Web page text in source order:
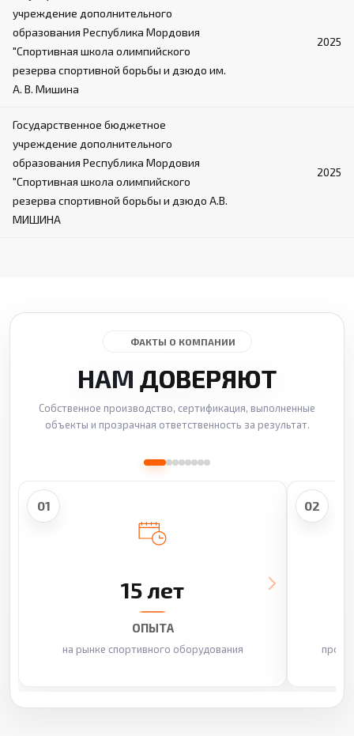
учреждение дополнительного
образования Республика Мордовия
"Спортивная школа олимпийского
резерва спортивной борьбы и дзюдо им.
А. В. Мишина
2025
Государственное бюджетное
учреждение дополнительного
образования Республика Мордовия
"Спортивная школа олимпийского
резерва спортивной борьбы и дзюдо А.В.
МИШИНА
2025
ФАКТЫ О КОМПАНИИ
НАМ ДОВЕРЯЮТ
Собственное производство, сертификация, выполненные
объекты и прозрачная ответственность за результат.
01
15 лет
ОПЫТА
на рынке спортивного оборудования
02